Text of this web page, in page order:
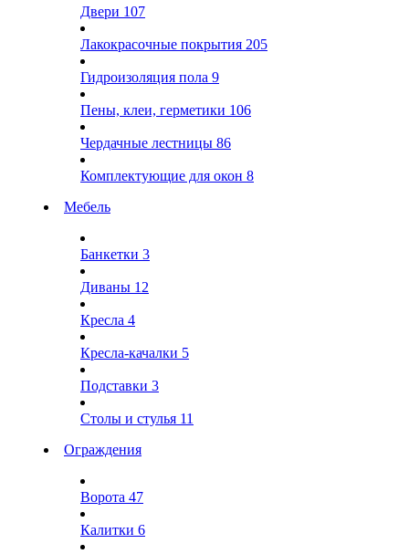
Двери 107
Лакокрасочные покрытия 205
Гидроизоляция пола 9
Пены, клеи, герметики 106
Чердачные лестницы 86
Комплектующие для окон 8
Мебель
Банкетки 3
Диваны 12
Кресла 4
Кресла-качалки 5
Подставки 3
Столы и стулья 11
Ограждения
Ворота 47
Калитки 6